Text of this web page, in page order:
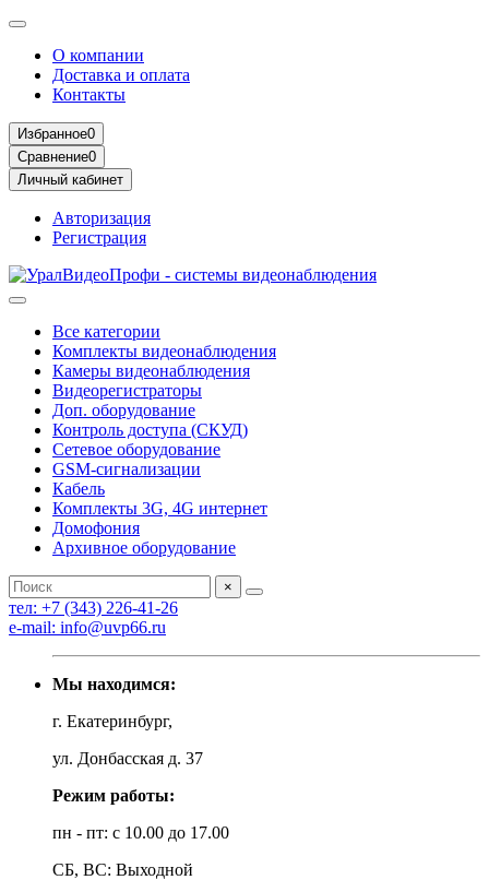
О компании
Доставка и оплата
Контакты
Избранное0
Сравнение0
Личный кабинет
Авторизация
Регистрация
Все категории
Комплекты видеонаблюдения
Камеры видеонаблюдения
Видеорегистраторы
Доп. оборудование
Контроль доступа (СКУД)
Сетевое оборудование
GSM-сигнализации
Кабель
Комплекты 3G, 4G интернет
Домофония
Архивное оборудование
×
тел: +7 (343) 226-41-26
e-mail: info@uvp66.ru
Мы находимся:
г. Екатеринбург,
ул. Донбасская д. 37
Режим работы:
пн - пт: с 10.00 до 17.00
СБ, ВС: Выходной